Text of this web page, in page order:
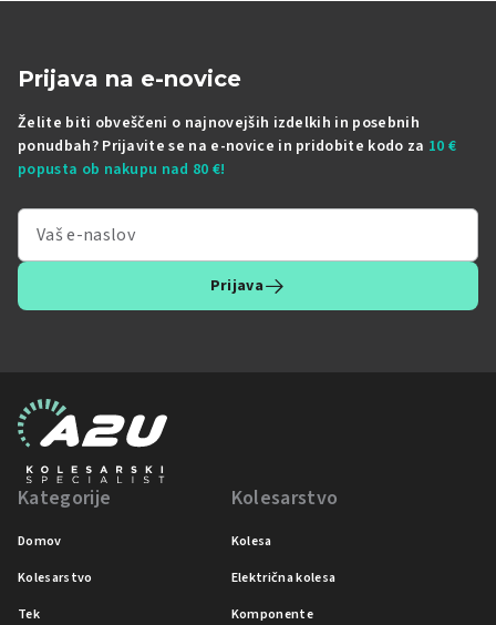
Prijava na e-novice
Želite biti obveščeni o najnovejših izdelkih in posebnih
ponudbah? Prijavite se na e-novice in pridobite kodo za 10 €
popusta ob nakupu nad 80 €!
Prijava
Kategorije
Domov
Kolesarstvo
Tek
Kolesarstvo
Kolesa
Električna kolesa
Komponente